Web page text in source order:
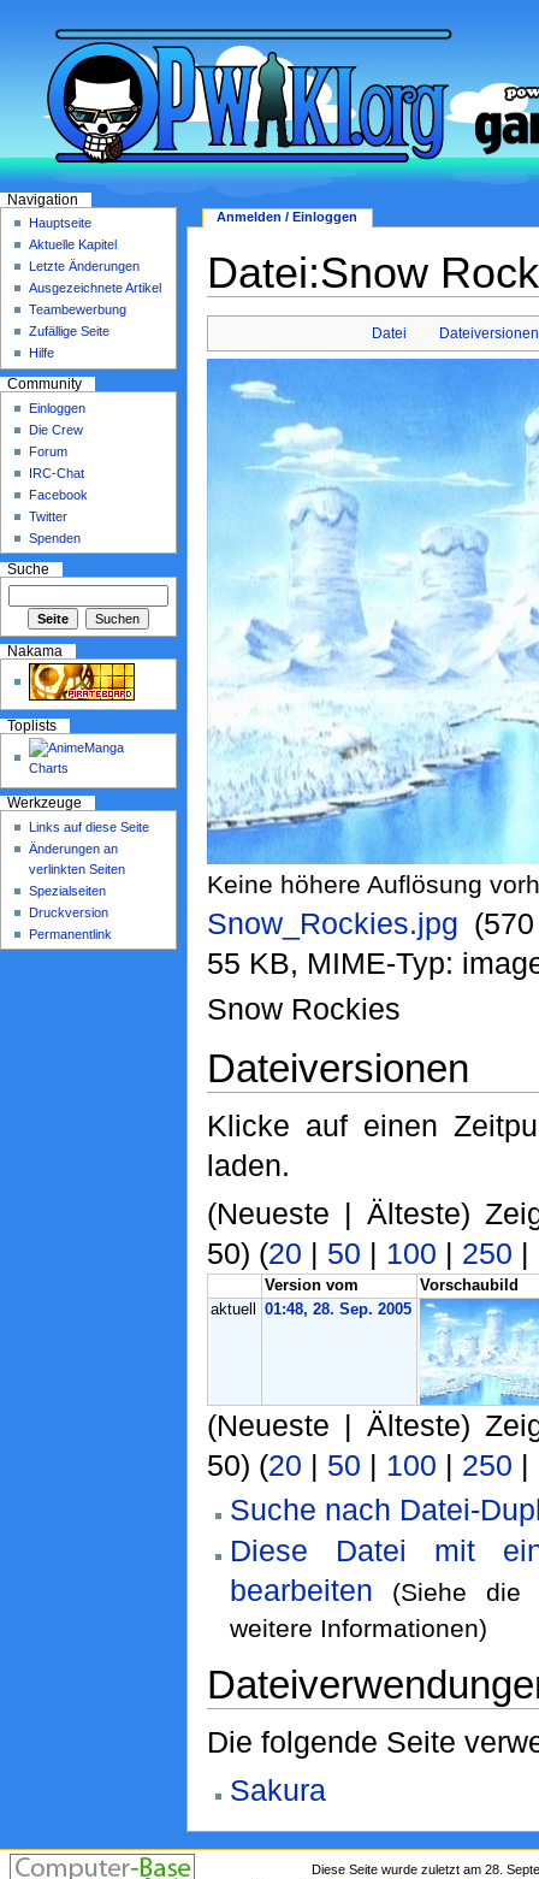
Datei:Snow
Datei Dateiversionen
Keine höhere Auflösung
Snow_Rockies.jpg
55 KB, MIME-Typ:
Snow Rockies
Dateiversionen
Klicke auf einen
laden.
(Neueste | Älteste)
50) (20 | 50 | 100 | 250 |
Version vom
Vorschaubild
aktuell
01:48, 28. Sep. 2005
(Neueste | Älteste)
50) (20 | 50 | 100 | 250 |
Suche nach Datei-
Diese Datei mit
bearbeiten
(Siehe die
weitere Informationen)
Die folgende Seite
Sakura
Anmelden / Einloggen
Navigation
Hauptseite
Aktuelle Kapitel
Letzte Änderungen
Ausgezeichnete Artikel
Teambewerbung
Zufällige Seite
Hilfe
Community
Einloggen
Die Crew
Forum
IRC-Chat
Facebook
Twitter
Spenden
Suche
Nakama
Toplists
Werkzeuge
Links auf diese Seite
Änderungen an
verlinkten Seiten
Spezialseiten
Druckversion
Permanentlink
Diese Seite wurde zuletzt am 28.